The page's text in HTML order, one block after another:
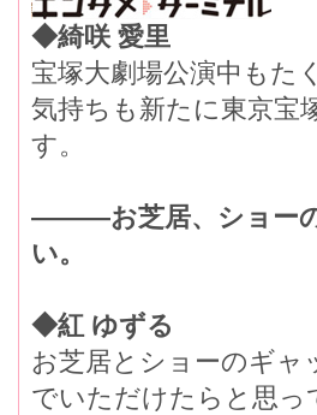
◆綺咲 愛里
宝塚大劇場公演中もた
気持ちも新たに東京宝
す。
―――お芝居、ショー
い。
◆紅 ゆずる
お芝居とショーのギ
でいただけたらと思っ